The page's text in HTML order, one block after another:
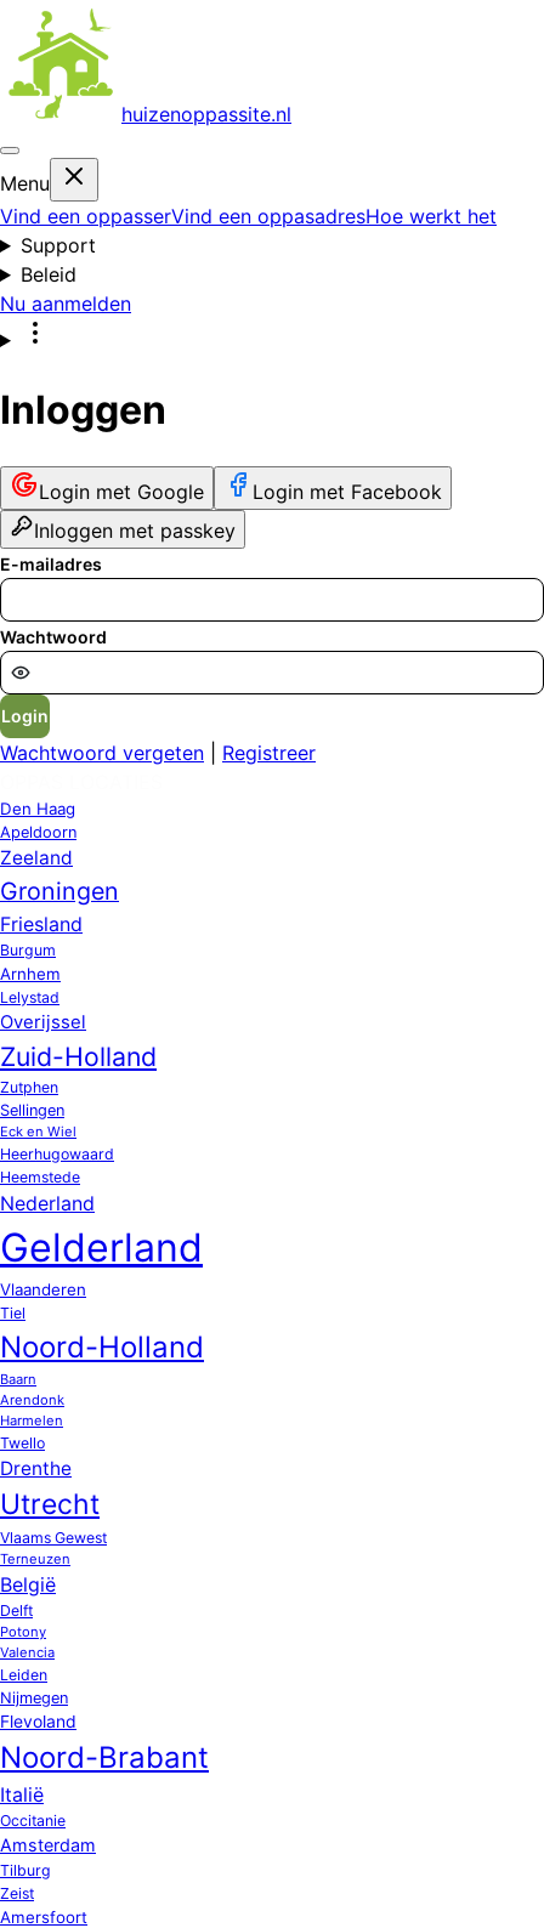
huizenoppassite.nl
Menu
Vind een oppasserVind een oppasadresHoe werkt het
Support
Beleid
Nu aanmelden
Inloggen
Login met Google
Login met Facebook
Inloggen met passkey
E-mailadres
Wachtwoord
Login
Wachtwoord vergeten
Registreer
Den Haag
Apeldoorn
Zeeland
Groningen
Friesland
Burgum
Arnhem
Lelystad
Overijssel
Zuid-Holland
Zutphen
Sellingen
Eck en Wiel
Heerhugowaard
Heemstede
Nederland
Gelderland
Vlaanderen
Tiel
Noord-Holland
Baarn
Arendonk
Harmelen
Twello
Drenthe
Utrecht
Vlaams Gewest
Terneuzen
België
Delft
Potony
Valencia
Leiden
Nijmegen
Flevoland
Noord-Brabant
Italië
Occitanie
Amsterdam
Tilburg
Zeist
Amersfoort